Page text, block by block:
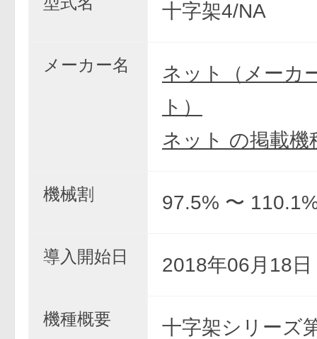
十字架4/NA
メーカー名
ネット（メーカ
ト）
ネット の掲載機
機械割 97.5% 〜
導入開始日 2018年06月18日
機種概要
十字架シリーズ